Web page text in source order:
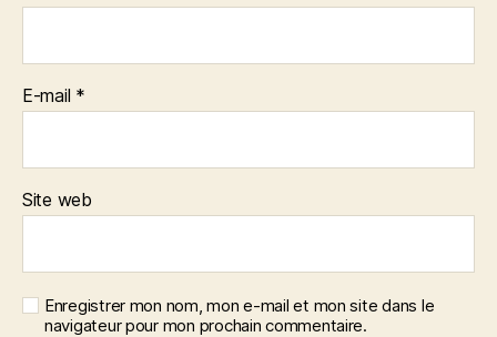
E-mail *
Site web
Enregistrer mon nom, mon e-mail et mon site dans le
navigateur pour mon prochain commentaire.